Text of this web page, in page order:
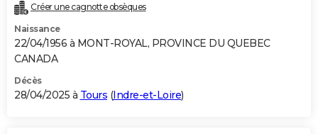
Créer une cagnotte obsèques
Naissance
22/04/1956 à MONT-ROYAL, PROVINCE DU QUEBEC
CANADA
Décès
28/04/2025 à Tours (Indre-et-Loire)